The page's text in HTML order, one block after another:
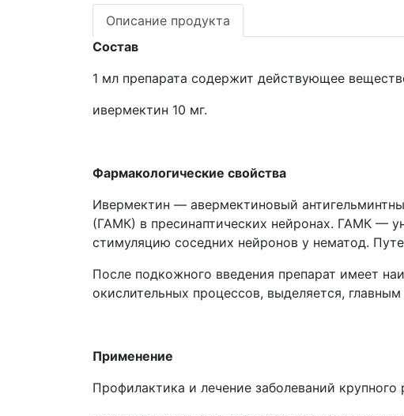
Описание продукта
Состав
1 мл препарата содержит действующее
ивермектин 10 мг.
Фармакологические свойства
Ивермектин — авермектиновый
(ГАМК) в пресинаптических нейронах. ГАМК —
стимуляцию соседних нейронов у нематод.
После подкожного введения препарат имеет
окислительных процессов, выделяется,
Применение
Профилактика и лечение заболеваний крупного